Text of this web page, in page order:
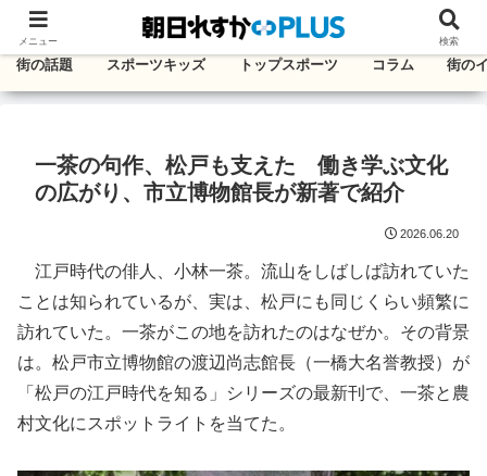
千葉・東葛エリアのタウン情報紙
街の話題 スポーツキッズ トップスポーツ コラム 街の
一茶の句作、松戸も支えた 働き学ぶ文化
の広がり、市立博物館長が新著で紹介
2026.06.20
江戸時代の俳人、小林一茶。流山をしばしば訪れていた
ことは知られているが、実は、松戸にも同じくらい頻繁に
訪れていた。一茶がこの地を訪れたのはなぜか。その背景
は。松戸市立博物館の渡辺尚志館長（一橋大名誉教授）が
「松戸の江戸時代を知る」シリーズの最新刊で、一茶と農
村文化にスポットライトを当てた。
メニュー 検索